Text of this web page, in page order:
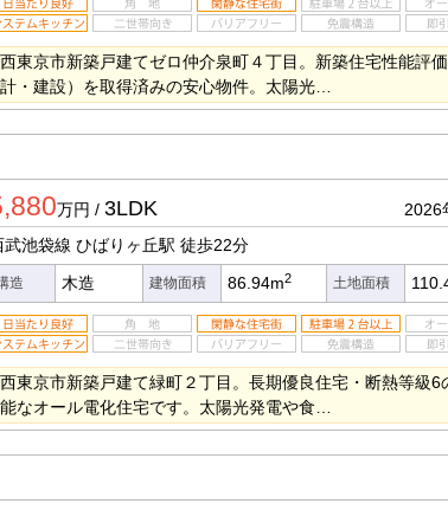
西東京市新築戸建てゼロ仲介泉町４丁目。新築住宅性能評
計・建設）を取得済みの安心物件。太陽光…
万円 / 3LDK
2026
武池袋線 ひばりヶ丘駅 徒歩22分
造 木造 建物面積 86.94m2 土地面積
西東京市新築戸建て緑町２丁目。長期優良住宅・断熱等級6
能なオール電化住宅です。太陽光発電や食…